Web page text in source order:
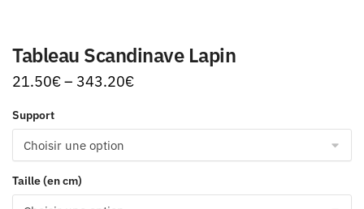
Tableau Scandinave Lapin
21.50€– 343.20€
Support
Taille (en cm)